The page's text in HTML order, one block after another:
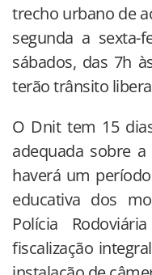
trecho urbano de
segunda a
sábados, das 7h
terão trânsito
O Dnit tem 15
adequada sobre
haverá um
educativa dos
Polícia
fiscalização